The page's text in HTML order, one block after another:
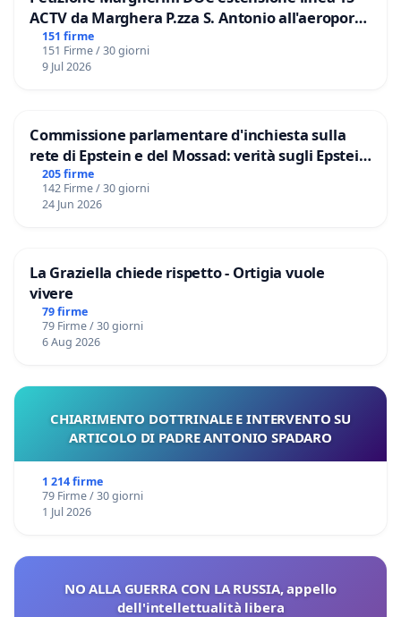
ACTV da Marghera P.zza S. Antonio all'aeroporto
Marco Polo tariffa a € 1,50
151 firme
151 Firme / 30 giorni
9 Jul 2026
Commissione parlamentare d'inchiesta sulla
rete di Epstein e del Mossad: verità sugli Epstein
Files
205 firme
142 Firme / 30 giorni
24 Jun 2026
La Graziella chiede rispetto - Ortigia vuole
vivere
79 firme
79 Firme / 30 giorni
6 Aug 2026
CHIARIMENTO DOTTRINALE E INTERVENTO SU
ARTICOLO DI PADRE ANTONIO SPADARO
1 214 firme
79 Firme / 30 giorni
1 Jul 2026
NO ALLA GUERRA CON LA RUSSIA, appello
dell'intellettualità libera